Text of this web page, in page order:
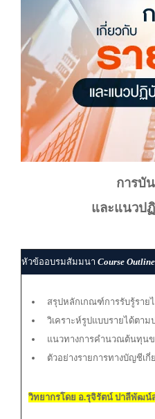
การบั
และแนวป
หัวข้ออบรมสัมมนา Course Outline
สรุปหลักเกณฑ์การรับรู้ราย
วิเคราะห์รูปแบบรายได้ตา
แนวทางการคำนวณต้นทุนข
ตัวอย่างรายการทางบัญชีเ
วิทยากรโดย อ.รุจิรัตน์ ปาลีพัฒน์